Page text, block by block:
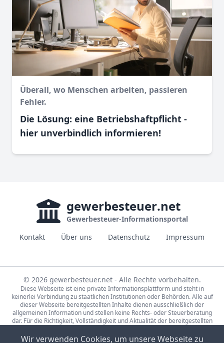
Überall, wo Menschen arbeiten, passieren
Fehler.
Die Lösung: eine Betriebshaftpflicht -
hier unverbindlich informieren!
gewerbesteuer.net
Gewerbesteuer-Informationsportal
Kontakt
Über uns Datenschutz Impressum
© 2026 gewerbesteuer.net - Alle Rechte vorbehalten.
Diese Webseite ist eine private Informationsplattform und steht in
keinerlei Verbindung zu staatlichen Institutionen oder Behörden. Alle auf
dieser Webseite bereitgestellten Inhalte dienen ausschließlich der
allgemeinen Information und stellen keine Rechts- oder Steuerberatung
dar. Für die Richtigkeit, Vollständigkeit und Aktualität der bereitgestellten
steuerlichen Fragen wenden Sie sich bitte an einen qualifizierten
Wir verwenden Cookies, um unsere Webseite zu